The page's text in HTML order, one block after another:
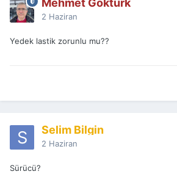
Mehmet Göktürk
2 Haziran
Yedek lastik zorunlu mu??
Selim Bilgin
2 Haziran
Sürücü?